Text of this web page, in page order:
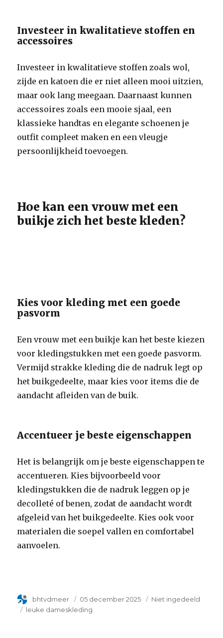
Investeer in kwalitatieve stoffen en
accessoires
Investeer in kwalitatieve stoffen zoals wol,
zijde en katoen die er niet alleen mooi uitzien,
maar ook lang meegaan. Daarnaast kunnen
accessoires zoals een mooie sjaal, een
klassieke handtas en elegante schoenen je
outfit compleet maken en een vleugje
persoonlijkheid toevoegen.
Hoe kan een vrouw met een
buikje zich het beste kleden?
Kies voor kleding met een goede
pasvorm
Een vrouw met een buikje kan het beste kiezen
voor kledingstukken met een goede pasvorm.
Vermijd strakke kleding die de nadruk legt op
het buikgedeelte, maar kies voor items die de
aandacht afleiden van de buik.
Accentueer je beste eigenschappen
Het is belangrijk om je beste eigenschappen te
accentueren. Kies bijvoorbeeld voor
kledingstukken die de nadruk leggen op je
decolleté of benen, zodat de aandacht wordt
afgeleid van het buikgedeelte. Kies ook voor
materialen die soepel vallen en comfortabel
aanvoelen.
Author
bhtvdmeer
Geplaatst
op
05 december 2025 Categorie
Niet ingedeeld
Tags
leuke dameskleding